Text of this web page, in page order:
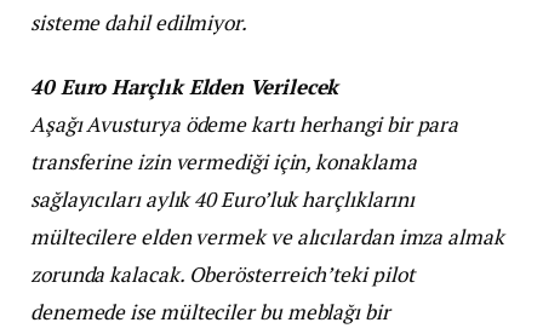
sisteme dahil edilmiyor.
40 Euro Harçlık Elden Verilecek
Aşağı Avusturya ödeme kartı herhangi bir para
transferine izin vermediği için, konaklama
sağlayıcıları aylık 40 Euro’luk harçlıklarını
mültecilere elden vermek ve alıcılardan imza almak
zorunda kalacak. Oberösterreich’teki pilot
denemede ise mülteciler bu meblağı bir